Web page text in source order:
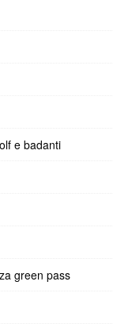
e badanti
green pass